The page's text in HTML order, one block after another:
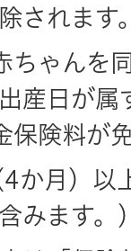
されます
ちゃんを
産日が
保険料が
か月）以
みます。